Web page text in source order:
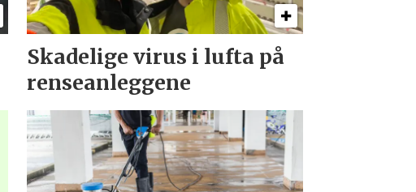
Skadelige virus i lufta på
renseanleggene